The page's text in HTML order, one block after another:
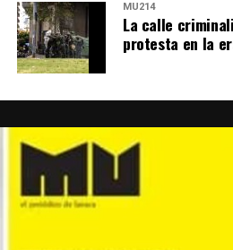
MU214
La calle
protesta en la